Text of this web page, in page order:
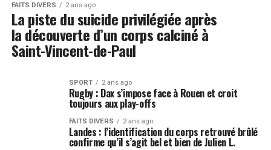
FAITS DIVERS 2 ans ago
La piste du suicide privilégiée après
la découverte d’un corps calciné à
Saint-Vincent-de-Paul
SPORT 2 ans ago
Rugby : Dax s’impose face à Rouen et croit
toujours aux play-offs
FAITS DIVERS 2 ans ago
Landes : l’identification du corps retrouvé brûlé
confirme qu’il s’agit bel et bien de Julien L.